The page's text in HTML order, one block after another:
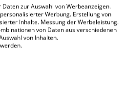
zur Auswahl von Werbeanzeigen.
Werbung. Erstellung von
Inhalte. Messung der Werbeleistung.
von Daten aus verschiedenen
von Inhalten.